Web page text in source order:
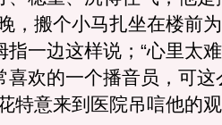
搬个小马扎坐在楼前
指一边这样说；“心里太
喜欢的一个播音员，可这
意来到医院吊唁他的